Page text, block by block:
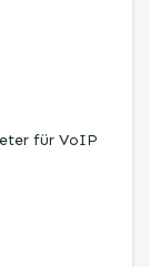
für VoIP